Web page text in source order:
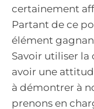
certainement
Partant de ce
élément
Savoir utiliser
avoir une
à démontrer à
prenons en